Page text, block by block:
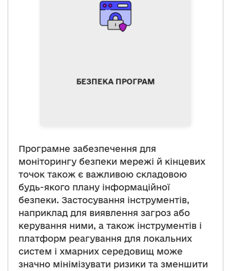
БЕЗПЕКА ПРОГРАМ
півробітники компанії
завжди використовують
актуальні версії
оновленнями.
Програмне забезпечення для
моніторингу безпеки мережі й кінцевих
точок також є важливою складовою
будь-якого плану інформаційної
безпеки. Застосування інструментів,
наприклад для виявлення загроз або
керування ними, а також інструментів і
платформ реагування для локальних
систем і хмарних середовищ може
значно мінімізувати ризики та зменшити